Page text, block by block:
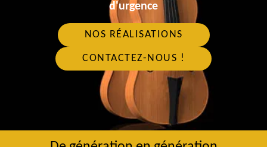
d'urgence
NOS RÉALISATIONS
CONTACTEZ-NOUS !